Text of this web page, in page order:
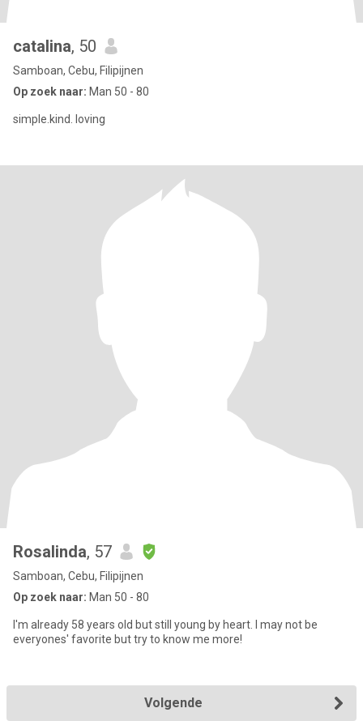
catalina, 50
Samboan, Cebu, Filipijnen
Op zoek naar: Man 50 - 80
simple.kind. loving
Rosalinda, 57
Samboan, Cebu, Filipijnen
Op zoek naar: Man 50 - 80
I'm already 58 years old but still young by heart. I may not be
everyones' favorite but try to know me more!
Volgende